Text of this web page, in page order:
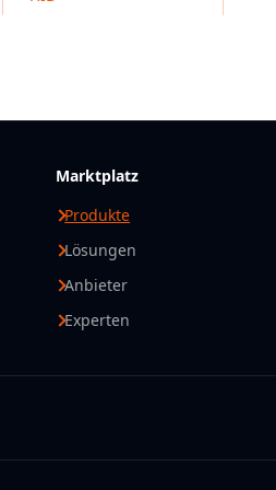
Marktplatz
Produkte
Lösungen
Anbieter
Experten